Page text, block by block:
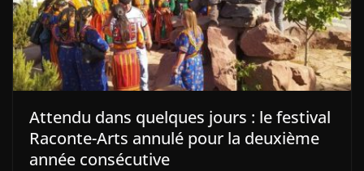
Attendu dans quelques jours : le festival
Raconte-Arts annulé pour la deuxième
année consécutive